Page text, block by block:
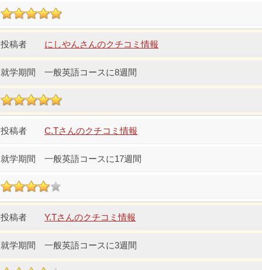
にしやんさんのクチコミ情報
一般英語コースに8週間
C.Tさんのクチコミ情報
一般英語コースに17週間
Y.Tさんのクチコミ情報
一般英語コースに3週間